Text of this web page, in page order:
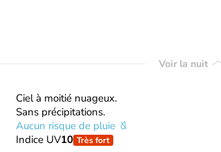
Voir la nuit
Ciel à moitié nuageux.
Sans précipitations.
Aucun risque de pluie
Indice UV10 Très fort